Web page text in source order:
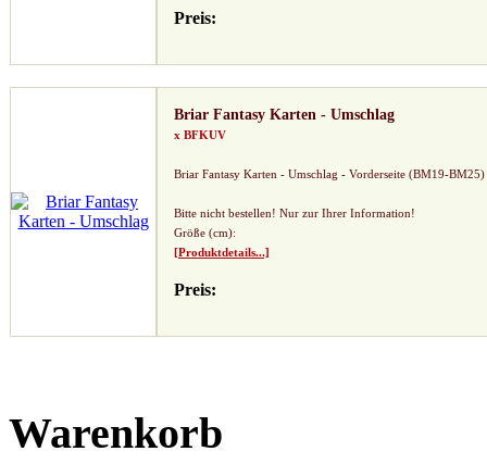
Preis:
Briar Fantasy Karten - Umschlag
x BFKUV
Briar Fantasy Karten - Umschlag - Vorderseite (BM19-BM25)
Bitte nicht bestellen! Nur zur Ihrer Information!
Größe (cm):
[Produktdetails...]
Preis:
Warenkorb